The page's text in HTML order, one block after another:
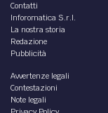
Contatti
Inforomatica S.r.l.
La nostra storia
Redazione
Pubblicità
Avvertenze legali
Contestazioni
Note legali